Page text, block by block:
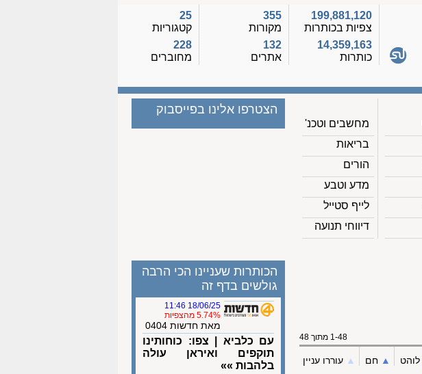
199,881,120
צפיות בכותרות
14,359,163
כותרות
355
מקורות
132
אתרים
25
קטגוריות
228
מחוברים
מחשבים וטכנ'
בריאות
הורים
מדע וטבע
לייף סטייל
דיווחי תנועה
הצטרפו אלינו בפייסבוק
1-48 מתוך 48
לוהט ▲︎ חם ▲︎ עוררו עניין
הכותרות שעניינו הכי הרבה
גולשים בדף זה
18/06/25 11:46
5.74% מהצפיות
מאת חדשות 0404
עם כלביא | צפו: כוחותינו
תוקפים ואיראן עולה
בלהבות »»